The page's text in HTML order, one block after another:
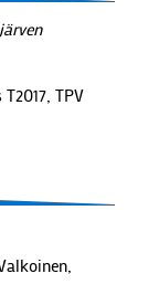
TPV